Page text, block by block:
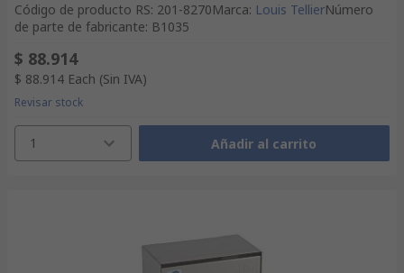
Código de producto RS: 201-8270Marca: Louis TellierNúmero
de parte de fabricante: B1035
$ 88.914
$ 88.914 Each (Sin IVA)
Revisar stock
1 Añadir al carrito